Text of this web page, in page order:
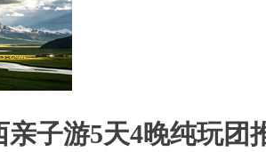
亲子游5天4晚纯玩团